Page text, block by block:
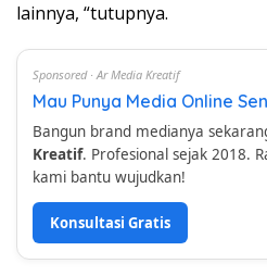
lainnya, “tutupnya.
Sponsored · Ar Media Kreatif
Mau Punya Media Online
Bangun brand medianya
Kreatif. Profesional sejak 2018.
kami bantu wujudkan!
Konsultasi Gratis